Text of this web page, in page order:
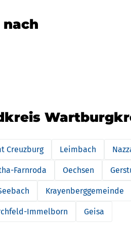
Creuzburg Leimbach
Farnroda Oechsen
Krayenberggemeinde
Immelborn Geisa